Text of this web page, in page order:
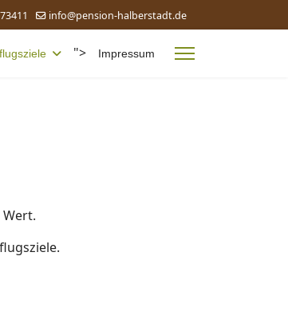
info@pension-halberstadt.de
"> Impressum